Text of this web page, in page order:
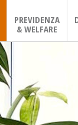
PREVIDENZA
& WELFARE